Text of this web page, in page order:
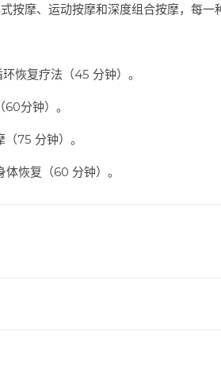
按摩、运动按摩和深度组合按摩，每一
恢复疗法（45 分钟）。
分钟）。
75 分钟）。
恢复（60 分钟）。